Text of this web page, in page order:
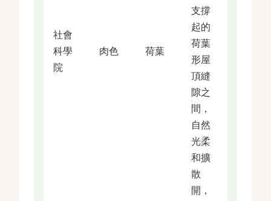
社會
科學
院
肉色 荷葉
支撐
起的
荷葉
形屋
頂縫
隙之
間，
自然
光柔
和擴
散
開，